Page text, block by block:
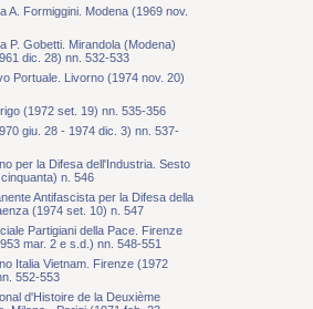
A. Formiggini. Modena (1969 nov.
P. Gobetti. Mirandola (Modena)
dic. 28) nn. 532-533
Portuale. Livorno (1974 nov. 20)
(1972 set. 19) nn. 535-356
giu. 28 - 1974 dic. 3) nn. 537-
per la Difesa dell'Industria. Sesto
n. 546
Antifascista per la Difesa della
(1974 set. 10) n. 547
Partigiani della Pace. Firenze
mar. 2 e s.d.) nn. 548-551
Italia Vietnam. Firenze (1972
552-553
d'Histoire de la Deuxième